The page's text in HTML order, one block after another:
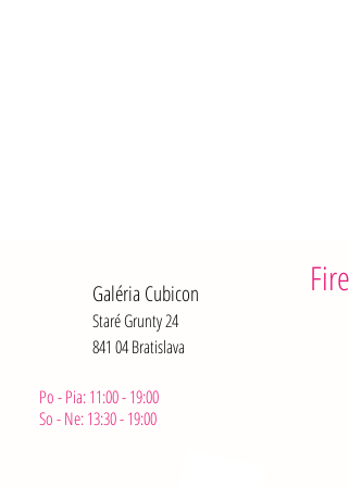
Galéria Cubicon
Staré Grunty 24
841 04 Bratislava
Po - Pia: 11:00 - 19:00
So - Ne: 13:30 - 19:00